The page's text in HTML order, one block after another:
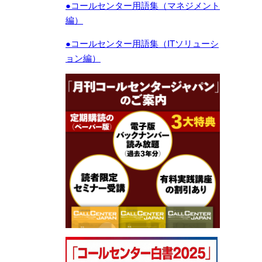
●コールセンター用語集（マネジメント
編）
●コールセンター用語集（ITソリューシ
ョン編）